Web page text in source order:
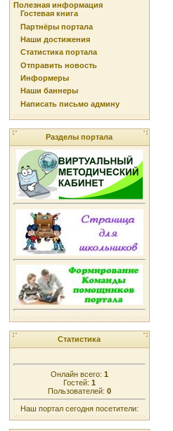
Полезная информация
Гостевая книга
Партнёры портала
Наши достижения
Статистика портала
Отправить новость
Информеры
Наши баннеры
Написать письмо админу
Разделы портала
Статистика
Онлайн всего: 1
Гостей: 1
Пользователей: 0
Наш портал сегодня посетители: